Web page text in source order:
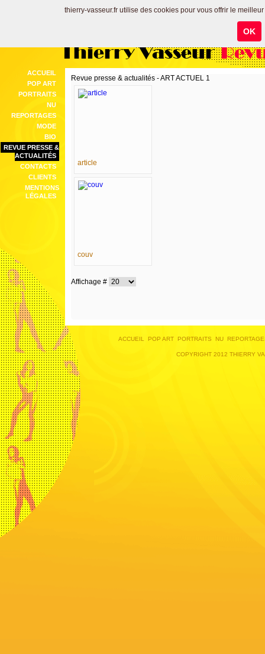
Thierry Vasseur
ACCUEIL
POP ART
PORTRAITS
NU
REPORTAGES
MODE
BIO
REVUE PRESSE &
ACTUALITÉS
CONTACTS
CLIENTS
MENTIONS
LÉGALES
Revue presse & actualités - ART ACTUEL 1
article
couv
Affichage #
ACCUEIL POP ART PORTRAITS NU
COPYRIGHT 2012 THIERRY
thierry-vasseur.fr utilise des cookies pour vous offrir le
OK